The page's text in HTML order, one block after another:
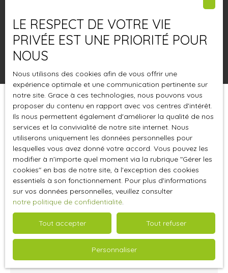
Surface min (m²)
Pertinence
Trier par Créer une alerte
LE RESPECT DE VOTRE VIE
PRIVÉE EST UNE PRIORITÉ POUR
NOUS
Nous utilisons des cookies afin de vous offrir une
expérience optimale et une communication pertinente sur
notre site. Grace à ces technologies, nous pouvons vous
proposer du contenu en rapport avec vos centres d'intérêt.
Ils nous permettent également d'améliorer la qualité de nos
services et la convivialité de notre site internet. Nous
utiliserons uniquement les données personnelles pour
lesquelles vous avez donné votre accord. Vous pouvez les
modifier à n'importe quel moment via la rubrique ″Gérer les
cookies″ en bas de notre site, à l'exception des cookies
essentiels à son fonctionnement. Pour plus d'informations
sur vos données personnelles, veuillez consulter
notre politique de confidentialité.
Tout accepter Tout refuser
Personnaliser